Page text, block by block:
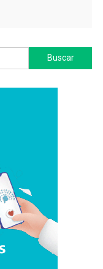
Buscar: